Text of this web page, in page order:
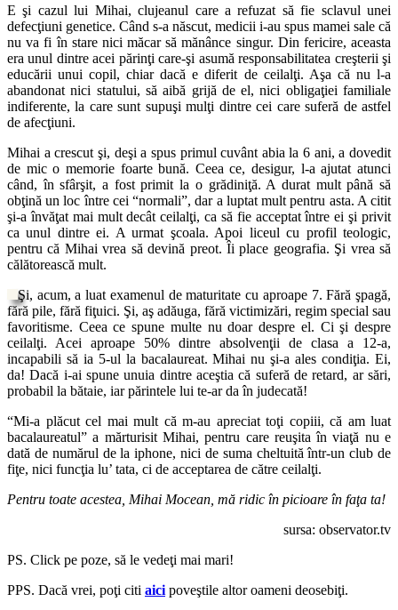
E şi cazul lui Mihai, clujeanul care a refuzat să fie sclavul unei
defecţiuni genetice. Când s-a născut, medicii i-au spus mamei sale că
nu va fi în stare nici măcar să mănânce singur. Din fericire, aceasta
era unul dintre acei părinţi care-şi asumă responsabilitatea creşterii şi
educării unui copil, chiar dacă e diferit de ceilalţi. Aşa că nu l-a
abandonat nici statului, să aibă grijă de el, nici obligaţiei familiale
indiferente, la care sunt supuşi mulţi dintre cei care suferă de astfel
de afecţiuni.
Mihai a crescut şi, deşi a spus primul cuvânt abia la 6 ani, a dovedit
de mic o memorie foarte bună. Ceea ce, desigur, l-a ajutat atunci
când, în sfârşit, a fost primit la o grădiniţă. A durat mult până să
obţină un loc între cei “normali”, dar a luptat mult pentru asta. A citit
şi-a învăţat mai mult decât ceilalţi, ca să fie acceptat între ei şi privit
ca unul dintre ei. A urmat şcoala. Apoi liceul cu profil teologic,
pentru că Mihai vrea să devină preot. Îi place geografia. Şi vrea să
călătorească mult.
Şi, acum, a luat examenul de maturitate cu aproape 7. Fără şpagă,
fără pile, fără fiţuici. Şi, aş adăuga, fără victimizări, regim special sau
favoritisme. Ceea ce spune multe nu doar despre el. Ci şi despre
ceilalţi. Acei aproape 50% dintre absolvenţii de clasa a 12-a,
incapabili să ia 5-ul la bacalaureat. Mihai nu şi-a ales condiţia. Ei,
da! Dacă i-ai spune unuia dintre aceştia că suferă de retard, ar sări,
probabil la bătaie, iar părintele lui te-ar da în judecată!
“Mi-a plăcut cel mai mult că m-au apreciat toţi copiii, că am luat
bacalaureatul” a mărturisit Mihai, pentru care reuşita în viaţă nu e
dată de numărul de la iphone, nici de suma cheltuită într-un club de
fiţe, nici funcţia lu’ tata, ci de acceptarea de către ceilalţi.
Pentru toate acestea, Mihai Mocean, mă ridic în picioare în faţa ta!
sursa: observator.tv
PS. Click pe poze, să le vedeţi mai mari!
PPS. Dacă vrei, poţi citi aici poveştile altor oameni deosebiţi.